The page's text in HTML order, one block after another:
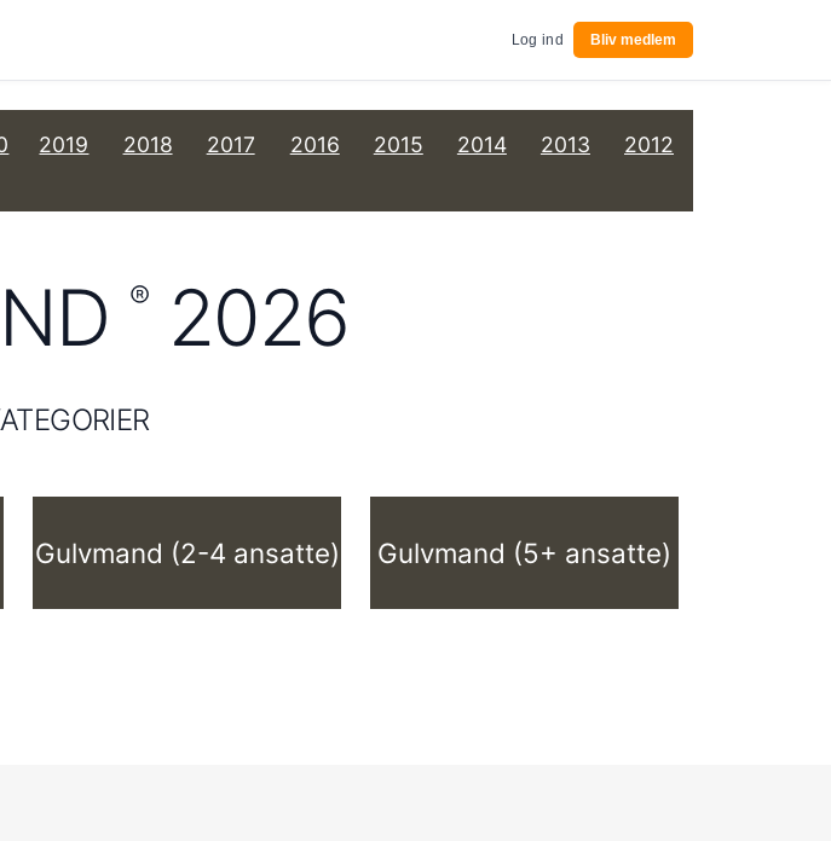
Log ind Bliv medlem
2019 2018 2017 2016 2015 2014 2013 2012
®2026
Gulvmand (2-4 ansatte) Gulvmand (5+ ansatte)